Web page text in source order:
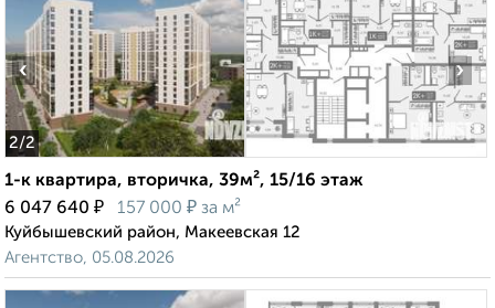
2/2
‹ ›
1-к квартира, вторичка, 39м², 15/16 этаж
6 047 640 ₽ 157 000 ₽ за м²
Куйбышевский район, Макеевская 12
Агентство, 05.08.2026